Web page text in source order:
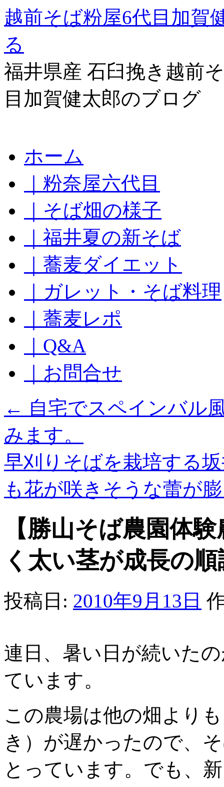
越前そば粉屋6代目加賀
る
福井県産 石臼挽き越前
目加賀健太郎のブログ
ン
ツ
ス
プ
ホーム
｜粉奈屋六代目
｜そば畑の様子
｜福井夏の新そば
｜蕎麦ダイエット
｜ガレット・そば料理
｜蕎麦レポ
｜Q&A
｜お問合せ
← 自宅でスペインバル
みます。
早刈りそばを栽培する
も花が咲きそうな蕾が
【勝山そば農園体
く太い茎が成長の
投稿日: 2010年9月13日
連日、暑い日が続いた
ています。
この農場は他の畑より
き）が遅かったので、
とっています。でも、